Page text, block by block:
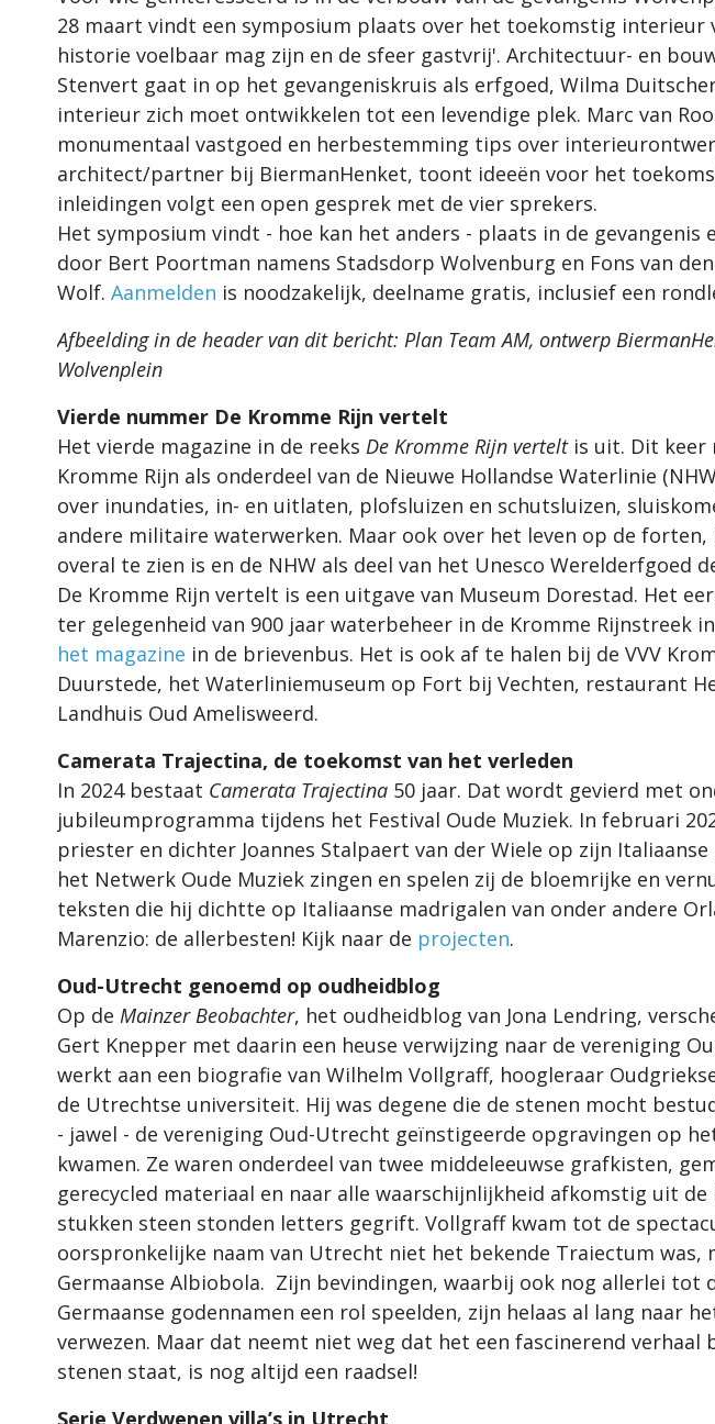
28 maart vindt een symposium plaats over het toekomstig interieur
historie voelbaar mag zijn en de sfeer gastvrij'. Architectuur- en
Stenvert gaat in op het gevangeniskruis als erfgoed, Wilma
interieur zich moet ontwikkelen tot een levendige plek. Marc van
monumentaal vastgoed en herbestemming tips over
architect/partner bij BiermanHenket, toont ideeën voor het
inleidingen volgt een open gesprek met de vier sprekers.
Het symposium vindt - hoe kan het anders - plaats in de gevangenis
door Bert Poortman namens Stadsdorp Wolvenburg en Fons van
Wolf. Aanmelden is noodzakelijk, deelname gratis, inclusief een
Afbeelding in de header van dit bericht: Plan Team AM, ontwerp
Wolvenplein
Vierde nummer De Kromme Rijn vertelt
Het vierde magazine in de reeks De Kromme Rijn verteltis uit. Dit keer
Kromme Rijn als onderdeel van de Nieuwe Hollandse Waterlinie
over inundaties, in- en uitlaten, plofsluizen en schutsluizen,
andere militaire waterwerken. Maar ook over het leven op de
overal te zien is en de NHW als deel van het Unesco Werelderfgoed
De Kromme Rijn vertelt is een uitgave van Museum Dorestad. Het
ter gelegenheid van 900 jaar waterbeheer in de Kromme Rijnstreek
het magazine in de brievenbus. Het is ook af te halen bij de VVV
Duurstede, het Waterliniemuseum op Fort bij Vechten, restaurant
Landhuis Oud Amelisweerd.
Camerata Trajectina, de toekomst van het verleden
In 2024 bestaat Camerata Trajectina 50 jaar. Dat wordt gevierd met
jubileumprogramma tijdens het Festival Oude Muziek. In februari
priester en dichter Joannes Stalpaert van der Wiele op zijn
het Netwerk Oude Muziek zingen en spelen zij de bloemrijke en
teksten die hij dichtte op Italiaanse madrigalen van onder andere
Marenzio: de allerbesten! Kijk naar de projecten.
Oud-Utrecht genoemd op oudheidblog
Op de Mainzer Beobachter, het oudheidblog van Jona Lendring,
Gert Knepper met daarin een heuse verwijzing naar de vereniging
werkt aan een biografie van Wilhelm Vollgraff, hoogleraar
de Utrechtse universiteit. Hij was degene die de stenen mocht
- jawel - de vereniging Oud-Utrecht geïnstigeerde opgravingen op
kwamen. Ze waren onderdeel van twee middeleeuwse grafkisten,
gerecycled materiaal en naar alle waarschijnlijkheid afkomstig uit de
stukken steen stonden letters gegrift. Vollgraff kwam tot de
oorspronkelijke naam van Utrecht niet het bekende Traiectum was,
Germaanse Albiobola. Zijn bevindingen, waarbij ook nog allerlei tot
Germaanse godennamen een rol speelden, zijn helaas al lang naar
verwezen. Maar dat neemt niet weg dat het een fascinerend verhaal
stenen staat, is nog altijd een raadsel!
Serie Verdwenen villa’s in Utrecht